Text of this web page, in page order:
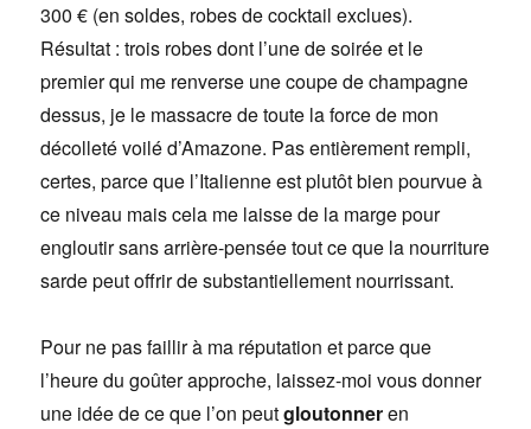
300 € (en soldes, robes de cocktail exclues).
Résultat : trois robes dont l’une de soirée et le
premier qui me renverse une coupe de champagne
dessus, je le massacre de toute la force de mon
décolleté voilé d’Amazone. Pas entièrement rempli,
certes, parce que l’Italienne est plutôt bien pourvue à
ce niveau mais cela me laisse de la marge pour
engloutir sans arrière-pensée tout ce que la nourriture
sarde peut offrir de substantiellement nourrissant.
Pour ne pas faillir à ma réputation et parce que
l’heure du goûter approche, laissez-moi vous donner
une idée de ce que l’on peutgloutonneren